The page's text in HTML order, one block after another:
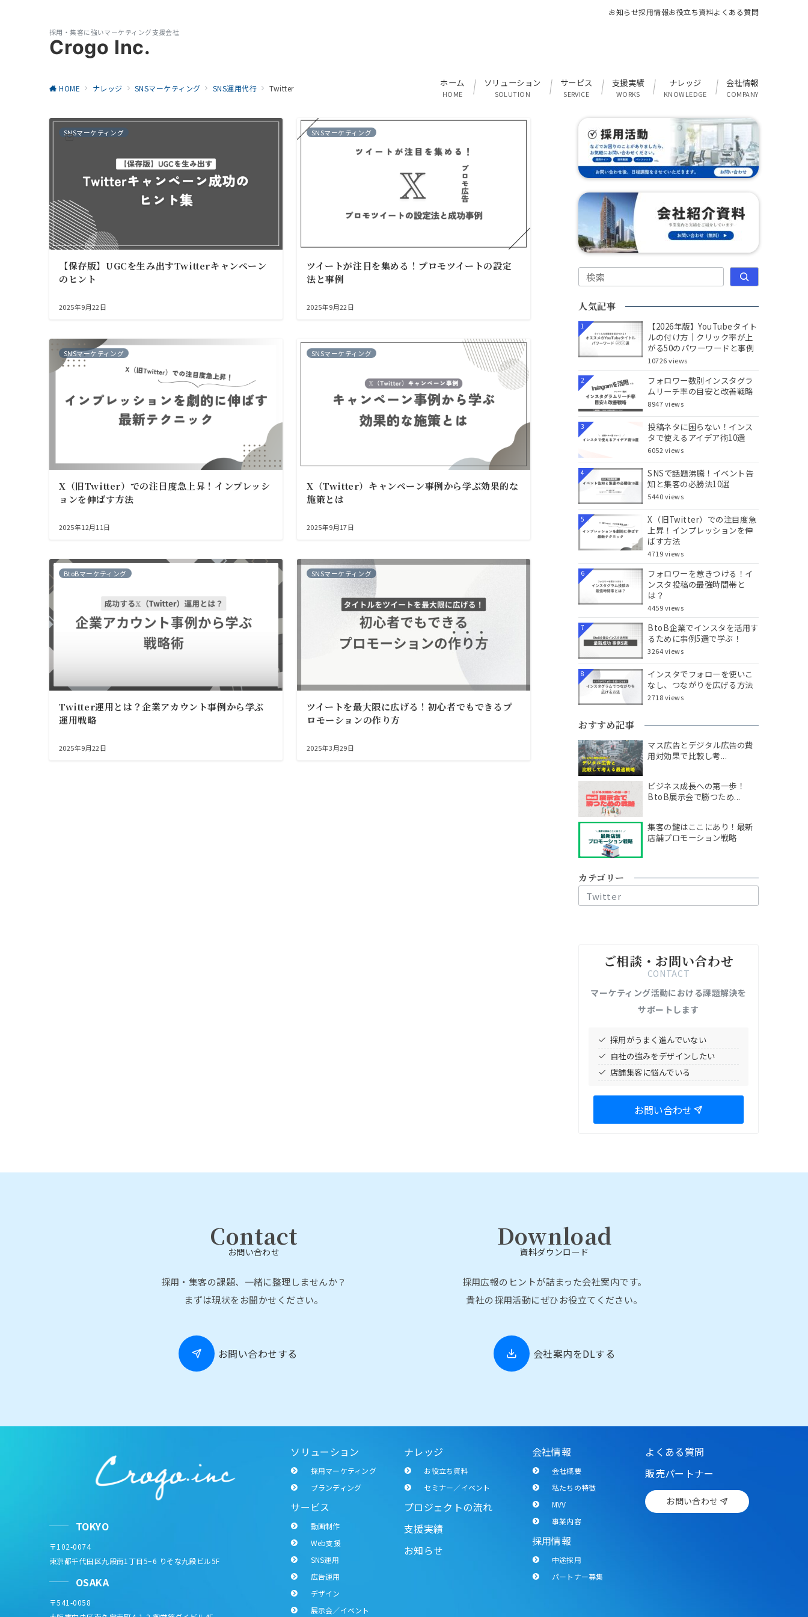
お知らせ採用情報お役立ち資料よくある質問
採用・集客に強いマーケティング支援会社
Crogo Inc.
ホーム
HOME
ソリューション
SOLUTION
サービス
SERVICE
支援実績
WORKS
ナレッジ
KNOWLEDGE
会社情報
COMPANY
HOME ナレッジ SNSマーケティング SNS運用代行 Twitter
SNSマーケティング
【保存版】UGCを生み出すTwitterキャンペーン
のヒント
2025年9月22日
SNSマーケティング
ツイートが注目を集める！プロモツイートの設定
法と事例
2025年9月22日
SNSマーケティング
X（旧Twitter）での注目度急上昇！インプレッシ
ョンを伸ばす方法
2025年12月11日
SNSマーケティング
X（Twitter）キャンペーン事例から学ぶ効果的な
施策とは
2025年9月17日
BtoBマーケティング
Twitter運用とは？企業アカウント事例から学ぶ
運用戦略
2025年9月22日
SNSマーケティング
ツイートを最大限に広げる！初心者でもできるプ
ロモーションの作り方
2025年3月29日
検索
人気記事
1
【2026年版】YouTubeタイト
ルの付け方｜クリック率が上
がる50のパワーワードと事例
10726 views
2
フォロワー数別インスタグラ
ムリーチ率の目安と改善戦略
8947 views
3
投稿ネタに困らない！インス
タで使えるアイデア術10選
6052 views
4
SNSで話題沸騰！イベント告
知と集客の必勝法10選
5440 views
5
X（旧Twitter）での注目度急
上昇！インプレッションを伸
ばす方法
4719 views
6
フォロワーを惹きつける！イ
ンスタ投稿の最強時間帯と
は？
4459 views
7
BtoB企業でインスタを活用す
るために事例5選で学ぶ！
3264 views
8
インスタでフォローを使いこ
なし、つながりを広げる方法
2718 views
おすすめ記事
マス広告とデジタル広告の費
用対効果で比較し考...
ビジネス成長への第一歩！
BtoB展示会で勝つため...
集客の鍵はここにあり！最新
店舗プロモーション戦略
カテゴリー
テ
ご相談・お問い合わせ
CONTACT
マーケティング活動における課題解決を
サポートします
採用がうまく進んでいない
自社の強みをデザインしたい
店舗集客に悩んでいる
お問い合わせ
Contact
お問い合わせ
採用・集客の課題、一緒に整理しませんか？
まずは現状をお聞かせください。
お問い合わせする
Download
資料ダウンロード
採用広報のヒントが詰まった会社案内です。
貴社の採用活動にぜひお役立てください。
会社案内をDLする
TOKYO
〒102-0074
東京都千代田区九段南1丁目5−6 りそな九段ビル5F
OSAKA
〒541-0058
ソリューション
採用マーケティング
ブランディング
サービス
動画制作
Web支援
SNS運用
広告運用
デザイン
展示会／イベント
ナレッジ
お役立ち資料
セミナー／イベント
プロジェクトの流れ
支援実績
お知らせ
会社情報
会社概要
私たちの特徴
MVV
事業内容
採用情報
中途採用
パートナー募集
よくある質問
販売パートナー
お問い合わせ